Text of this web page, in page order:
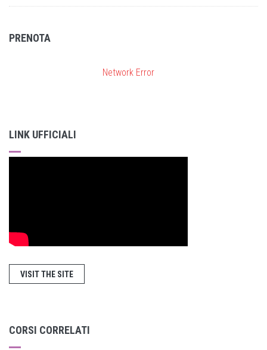
PRENOTA
Network Error
LINK UFFICIALI
VISIT THE SITE
CORSI CORRELATI